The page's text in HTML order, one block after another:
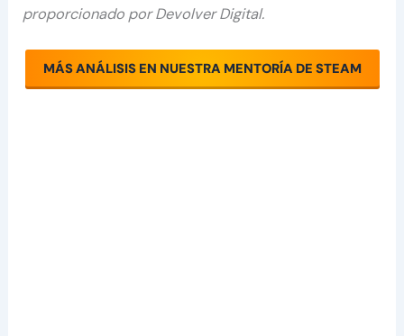
proporcionado por Devolver Digital.
MÁS ANÁLISIS EN NUESTRA MENTORÍA DE STEAM